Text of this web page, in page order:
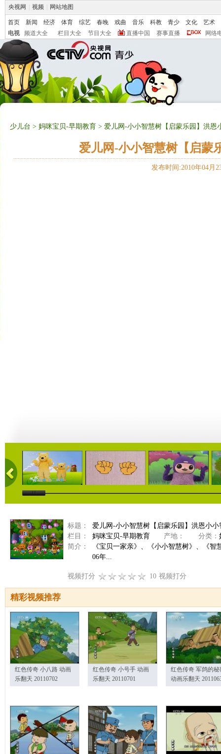
央视网 视频 网站地图
首页 新闻 经济 体育 综艺 春晚 戏曲 音乐 科教 青少 文化
艺术
电视
频道大全 栏目大全 节目大全 直播中国 赛事直播 网络
少儿台 > 妈咪宝贝-早期教育 > 爱儿网-小小智慧树【启蒙乐园】洪恩
爱儿网-小小智慧树【启蒙
发布时间:2010年04月
02:04 01:36 06:49
标题：
爱儿网-小小智慧树【启蒙乐园】洪恩小小
栏目：
妈咪宝贝-早期教育 产地： 分类：
简介：
《宝贝一家亲》、《小小智慧树》、《
06年...
视频打分 10 视频打分
精彩视频推荐
红色传奇 小八路 动画
乐翻天 20110702
红色传奇 小号手 动画
乐翻天 20110701
红色传奇 军鸽的秘
动画乐翻天